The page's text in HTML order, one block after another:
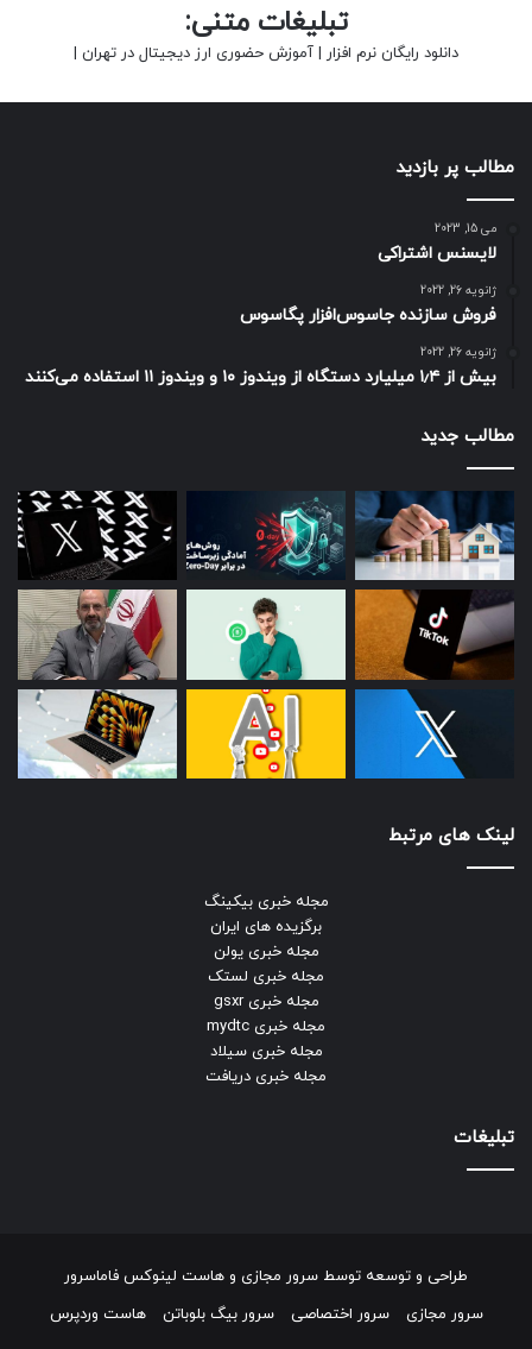
تبلیغات متنی:
دانلود رایگان نرم افزار | آموزش حضوری ارز دیجیتال در تهران |
مطالب پر بازدید
می 15, 2023
لایسنس اشتراکی
ژانویه 26, 2022
فروش سازنده جاسوس‌افزار پگاسوس
ژانویه 26, 2022
بیش از ۱٫۴ میلیارد دستگاه از ویندوز ۱۰ و ویندوز ۱۱ استفاده می‌کنند
مطالب جدید
لینک های مرتبط
مجله خبری بیکینگ
برگزیده های ایران
مجله خبری یولن
مجله خبری لستک
مجله خبری gsxr
مجله خبری mydtc
مجله خبری سیلاد
مجله خبری دریافت
تبلیغات
طراحی و توسعه توسط سرور مجازی و هاست لینوکس فاماسرور
سرور مجازی
سرور اختصاصی سرور بیگ بلوباتن هاست وردپرس